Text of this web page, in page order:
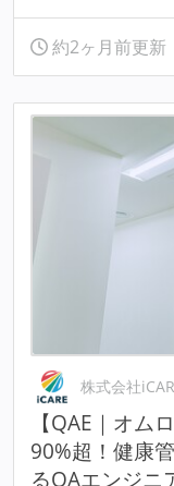
約2ヶ月前更新
株式会社
【QAE｜オム
90%超！健康
るQAエンジニ